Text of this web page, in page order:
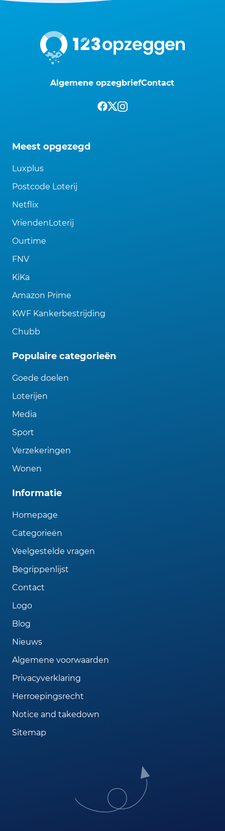
Algemene opzegbriefContact
Meest opgezegd
Luxplus
Postcode Loterij
Netflix
VriendenLoterij
Ourtime
FNV
KiKa
Amazon Prime
KWF Kankerbestrijding
Chubb
Populaire categorieën
Goede doelen
Loterijen
Media
Sport
Verzekeringen
Wonen
Informatie
Homepage
Categorieën
Veelgestelde vragen
Begrippenlijst
Contact
Logo
Blog
Nieuws
Algemene voorwaarden
Privacyverklaring
Herroepingsrecht
Notice and takedown
Sitemap